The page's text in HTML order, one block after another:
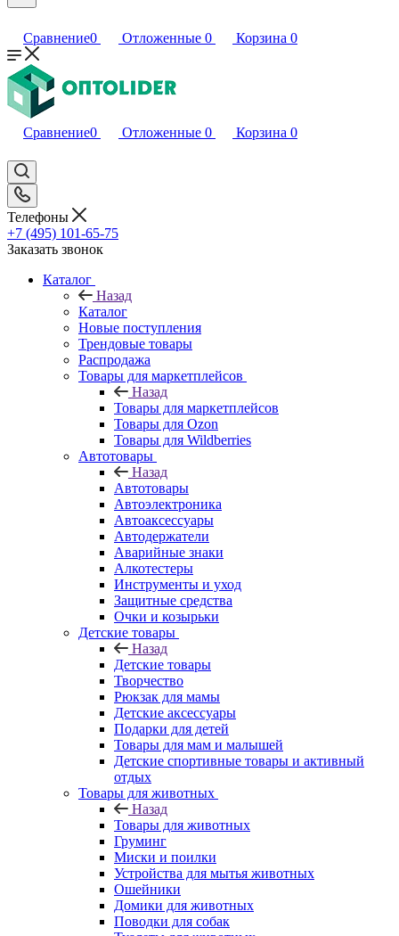
Сравнение0 Отложенные 0 Корзина 0
Сравнение0 Отложенные 0 Корзина 0
Телефоны
+7 (495) 101-65-75
Заказать звонок
Каталог
Назад
Каталог
Новые поступления
Трендовые товары
Распродажа
Товары для маркетплейсов
Назад
Товары для маркетплейсов
Товары для Ozon
Товары для Wildberries
Автотовары
Назад
Автотовары
Автоэлектроника
Автоаксессуары
Автодержатели
Аварийные знаки
Алкотестеры
Инструменты и уход
Защитные средства
Очки и козырьки
Детские товары
Назад
Детские товары
Творчество
Рюкзак для мамы
Детские аксессуары
Подарки для детей
Товары для мам и малышей
Детские спортивные товары и активный
отдых
Товары для животных
Назад
Товары для животных
Груминг
Миски и поилки
Устройства для мытья животных
Ошейники
Домики для животных
Поводки для собак